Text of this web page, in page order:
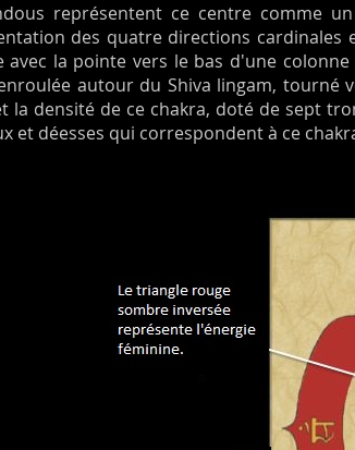
représentent ce centre comme
des quatre directions
avec la pointe vers le bas d'une
autour du Shiva lingam, tourné
la densité de ce chakra, doté de sept
et déesses qui correspondent à ce